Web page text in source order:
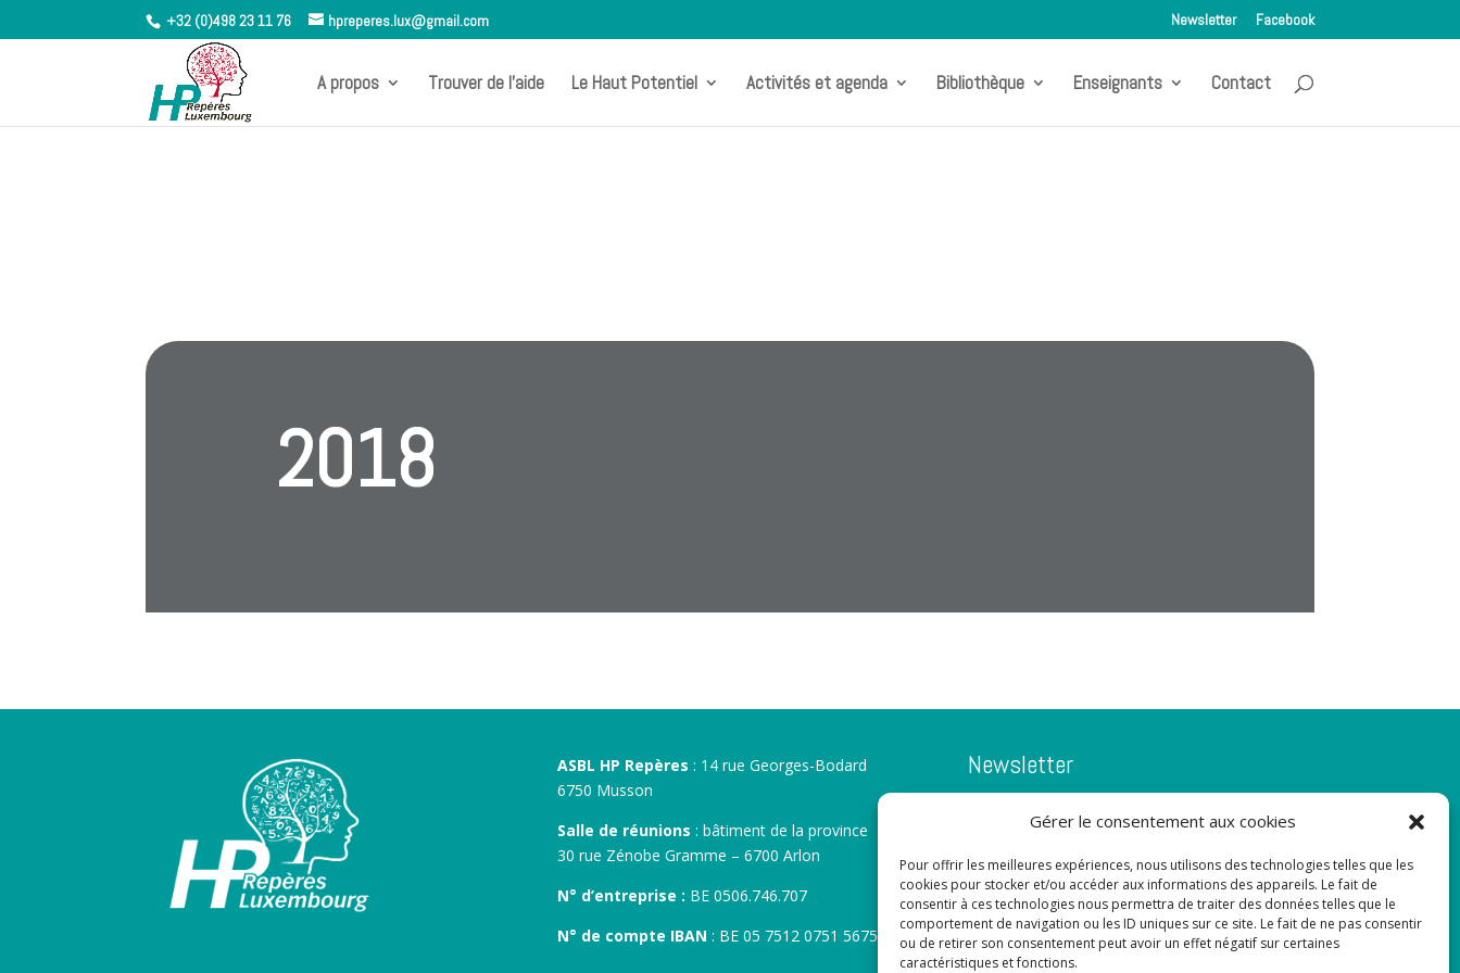
Gérer le consentement aux cookies
Pour offrir les meilleures expériences, nous utilisons des technologies telles que les
cookies pour stocker et/ou accéder aux informations des appareils. Le fait de
consentir à ces technologies nous permettra de traiter des données telles que le
comportement de navigation ou les ID uniques sur ce site. Le fait de ne pas consentir
ou de retirer son consentement peut avoir un effet négatif sur certaines
caractéristiques et fonctions.
+32 (0)498 23 11 76 hpreperes.lux@gmail.com Newsletter Facebook
A propos Trouver de l’aide Le Haut Potentiel Activités et agenda Bibliothèque Enseignants Contact
2018
ASBL HP Repères : 14 rue Georges-Bodard
6750 Musson
Salle de réunions : bâtiment de la province
30 rue Zénobe Gramme – 6700 Arlon
N° d’entreprise : BE 0506.746.707
N° de compte IBAN : BE 05 7512 0751 5675
Newsletter
Adresse de courrier électronique: